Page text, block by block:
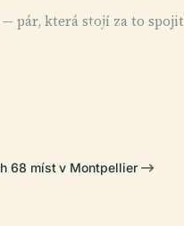
pár, která stojí za to spojit
PLACE
PLACE
68 míst v Montpellier